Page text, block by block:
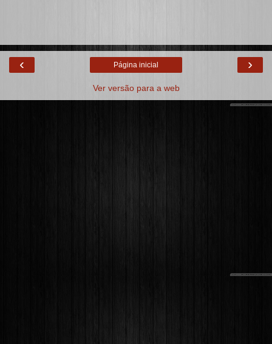
‹ ›
Página inicial
Ver versão para a web